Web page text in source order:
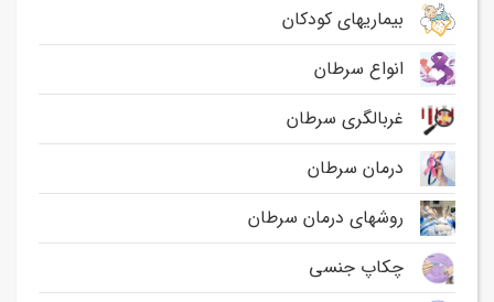
بیماریهای کودکان
انواع سرطان
غربالگری سرطان
درمان سرطان
روشهای درمان سرطان
چکاپ جنسی